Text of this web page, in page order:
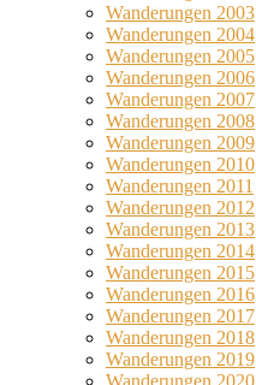
Wanderungen 2003
Wanderungen 2004
Wanderungen 2005
Wanderungen 2006
Wanderungen 2007
Wanderungen 2008
Wanderungen 2009
Wanderungen 2010
Wanderungen 2011
Wanderungen 2012
Wanderungen 2013
Wanderungen 2014
Wanderungen 2015
Wanderungen 2016
Wanderungen 2017
Wanderungen 2018
Wanderungen 2019
Wanderungen 2020